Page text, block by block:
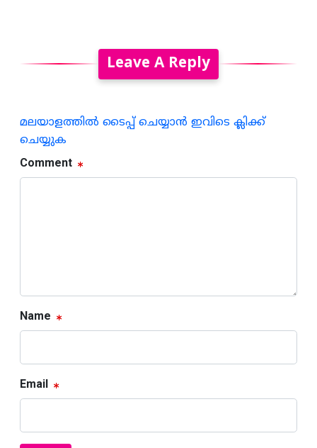
Leave A Reply
മലയാളത്തില്‍ ടൈപ്പ് ചെയ്യാന്‍ ഇവിടെ ക്ലിക്ക്
ചെയ്യുക
Comment
Name
Email